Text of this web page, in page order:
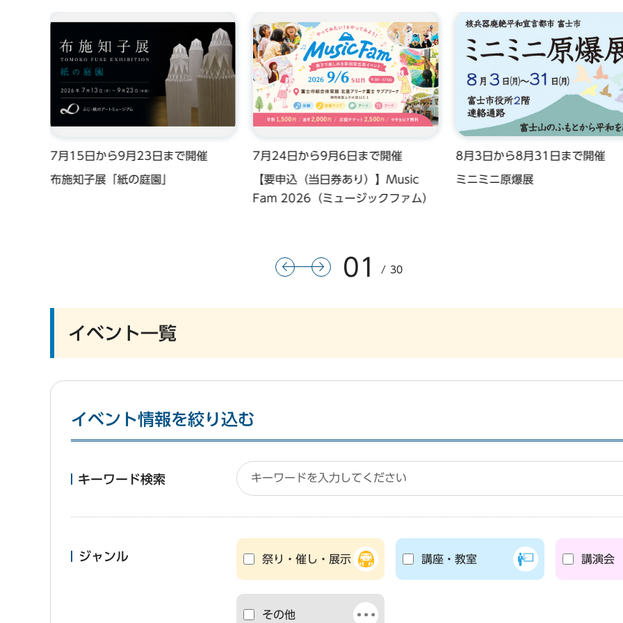
前のスライドを表示
次のスライドを表示
01 30
7月15日から9月23日まで開催
布施知子展「紙の庭園」
7月24日から9月6日まで開催
【要申込（当日券あり）】Music
Fam 2026（ミュージックファム）
8月3日から8月31日まで開催
ミニミニ原爆展
イベント一覧
イベント情報を絞り込む
キーワード検索
ジャンル 祭り・催し・展示 講座・教室 講演会
その他